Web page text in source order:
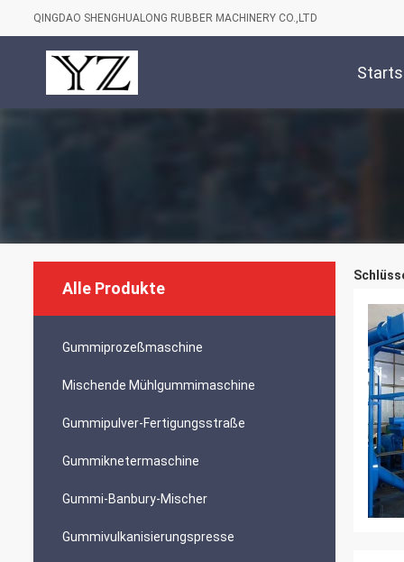
QINGDAO SHENGHUALONG RUBBER MACHINERY CO.,LTD
Alle Produkte
Gummiprozeßmaschine
Mischende Mühlgummimaschine
Gummipulver-Fertigungsstraße
Gummiknetermaschine
Gummi-Banbury-Mischer
Gummivulkanisierungspresse